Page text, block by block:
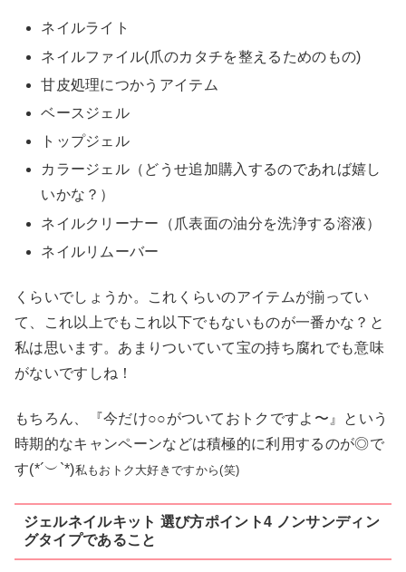
ネイルライト
ネイルファイル(爪のカタチを整えるためのもの)
甘皮処理につかうアイテム
ベースジェル
トップジェル
カラージェル（どうせ追加購入するのであれば嬉し
いかな？）
ネイルクリーナー（爪表面の油分を洗浄する溶液）
ネイルリムーバー
くらいでしょうか。これくらいのアイテムが揃ってい
て、これ以上でもこれ以下でもないものが一番かな？と
私は思います。あまりついていて宝の持ち腐れでも意味
がないですしね！
もちろん、『今だけ○○がついておトクですよ〜』という
時期的なキャンペーンなどは積極的に利用するのが◎で
す(*´︶`*)私もおトク大好きですから(笑)
ジェルネイルキット 選び方ポイント4 ノンサンディン
グタイプであること